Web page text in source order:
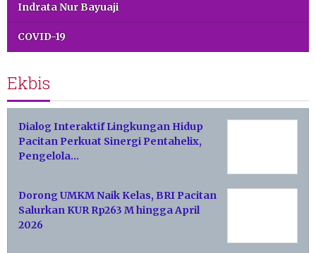
Indrata Nur Bayuaji
COVID-19
Ekbis
Dialog Interaktif Lingkungan Hidup
Pacitan Perkuat Sinergi Pentahelix,
Pengelola…
Dorong UMKM Naik Kelas, BRI Pacitan
Salurkan KUR Rp263 M hingga April
2026